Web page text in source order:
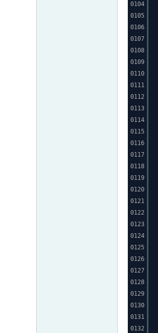
0104
0105
0106
0107
0108
0109
0110
0111
0112
0113
0114
0115
0116
0117
0118
0119
0120
0121
0122
0123
0124
0125
0126
0127
0128
0129
0130
0131
0132